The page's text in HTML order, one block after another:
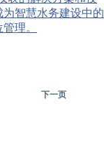
智慧水务建设中的
理。
下一页